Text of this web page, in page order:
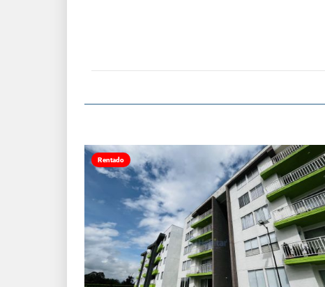
Rentado